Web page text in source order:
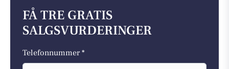
FÅ TRE GRATIS
SALGSVURDERINGER
Telefonnummer *